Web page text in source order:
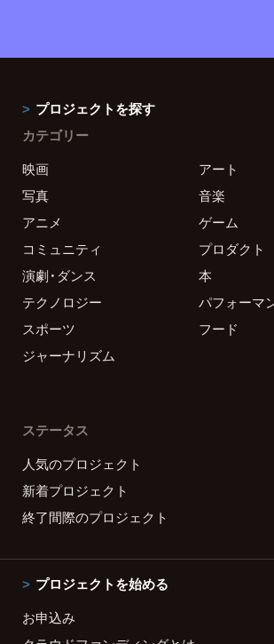
プロジェクトを探す
カテゴリー
映画
アート
写真
音楽
アニメ
ゲーム
コミュニティ
プロダクト
演劇・ダンス
本
テクノロジー
パフォーマ
スポーツ
フード
ジャーナリズム
ステータス
人気のプロジェクト
新着プロジェクト
終了間際のプロジェクト
プロジェクトを始める
お申込み